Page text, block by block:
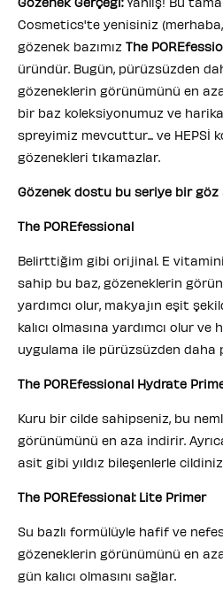
Cosmetics'te yenisiniz
gözenek bazımız The
üründür. Bugün, pürüzsüzden
gözeneklerin görünümünü en
bir baz koleksiyonumuz ve
spreyimiz mevcuttur... ve HEPSİ
gözenekleri tıkamazlar.
Gözenek dostu bu seriye bir göz
The POREfessional
Belirttiğim gibi orijinal. E
sahip bu baz, gözeneklerin
yardımcı olur, makyajın eşit
kalıcı olmasına yardımcı olur
uygulama ile pürüzsüzden
The POREfessional Hydrate
Kuru bir cilde sahipseniz, bu
görünümünü en aza indirir.
asit gibi yıldız bileşenlerle
The POREfessional: Lite Primer
Su bazlı formülüyle hafif ve
gözeneklerin görünümünü en
gün kalıcı olmasını sağlar.